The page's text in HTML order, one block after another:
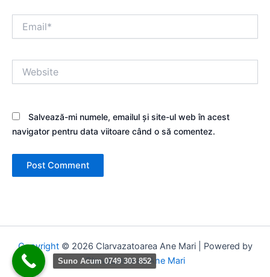
Salvează-mi numele, emailul și site-ul web în acest
navigator pentru data viitoare când o să comentez.
Copyright© 2026 Clarvazatoarea Ane Mari | Powered by
Clarvazatoarea Ane Mari
Suno Acum 0749 303 852